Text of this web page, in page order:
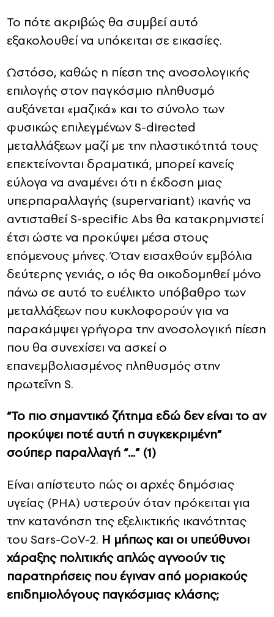
Το πότε ακριβώς θα συμβεί αυτό
εξακολουθεί να υπόκειται σε εικασίες.
Ωστόσο, καθώς η πίεση της ανοσολογικής
επιλογής στον παγκόσμιο πληθυσμό
αυξάνεται «μαζικά» και το σύνολο των
φυσικώς επιλεγμένων S-directed
μεταλλάξεων μαζί με την πλαστικότητά τους
επεκτείνονται δραματικά, μπορεί κανείς
εύλογα να αναμένει ότι η έκδοση μιας
υπερπαραλλαγής (supervariant) ικανής να
αντισταθεί S-specific Abs θα κατακρημνιστεί
έτσι ώστε να προκύψει μέσα στους
επόμενους μήνες. Όταν εισαχθούν εμβόλια
δεύτερης γενιάς, ο ιός θα οικοδομηθεί μόνο
πάνω σε αυτό το ευέλικτο υπόβαθρο των
μεταλλάξεων που κυκλοφορούν για να
παρακάμψει γρήγορα την ανοσολογική πίεση
που θα συνεχίσει να ασκεί ο
επανεμβολιασμένος πληθυσμός στην
πρωτεΐνη S.
“Το πιο σημαντικό ζήτημα εδώ δεν είναι το αν
προκύψει ποτέ αυτή η συγκεκριμένη”
σούπερ παραλλαγή “…” (1)
Είναι απίστευτο πώς οι αρχές δημόσιας
υγείας (PHA) υστερούν όταν πρόκειται για
την κατανόηση της εξελικτικής ικανότητας
του Sars-CoV-2. Η μήπως και οι υπεύθυνοι
χάραξης πολιτικής απλώς αγνοούν τις
παρατηρήσεις που έγιναν από μοριακούς
επιδημιολόγους παγκόσμιας κλάσης;